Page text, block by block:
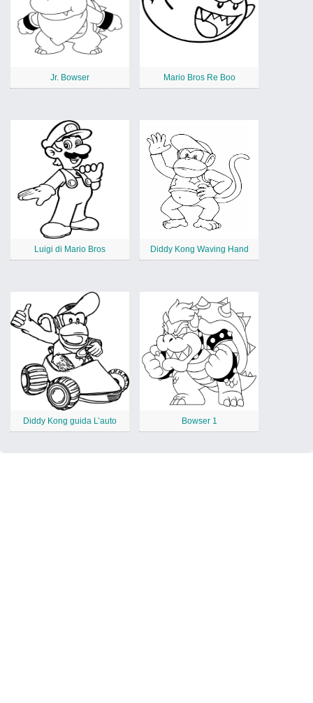
Jr. Bowser Mario Bros Re Boo
Luigi di Mario Bros Diddy Kong Waving Hand
Diddy Kong guida L’auto Bowser 1